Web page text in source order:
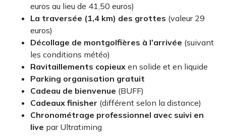
euros au lieu de 41,50 euros)
La traversée (1,4 km) des grottes (valeur 29
euros)
Décollage de montgolfières à l’arrivée (suivant
les conditions météo)
Ravitaillements copieux en solide et en liquide
Parking organisation gratuit
Cadeau de bienvenue (BUFF)
Cadeaux finisher (différent selon la distance)
Chronométrage professionnel avec suivi en
live par Ultratiming